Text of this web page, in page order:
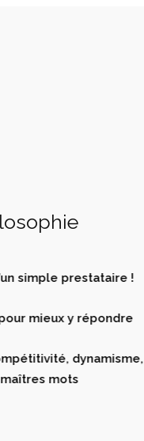
simple prestataire !
mieux y répondre
dynamisme,
mots